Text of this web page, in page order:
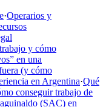
·Operarios y
y cómo
en una
(y cómo
en Argentina·Qué
conseguir trabajo de
(SAC) en